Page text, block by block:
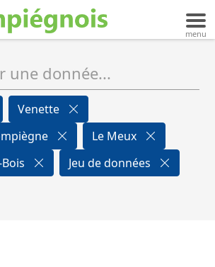
Venette
Le Meux
Jeu de données